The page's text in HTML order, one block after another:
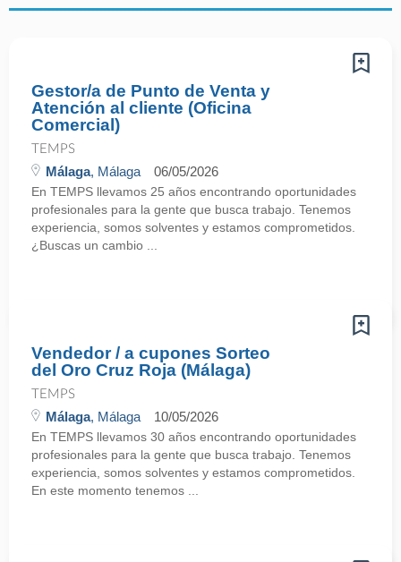
Gestor/a de Punto de Venta y
Atención al cliente (Oficina
Comercial)
TEMPS
Málaga, Málaga 06/05/2026
En TEMPS llevamos 25 años encontrando oportunidades
profesionales para la gente que busca trabajo. Tenemos
experiencia, somos solventes y estamos comprometidos.
¿Buscas un cambio ...
Vendedor / a cupones Sorteo
del Oro Cruz Roja (Málaga)
TEMPS
Málaga, Málaga 10/05/2026
En TEMPS llevamos 30 años encontrando oportunidades
profesionales para la gente que busca trabajo. Tenemos
experiencia, somos solventes y estamos comprometidos.
En este momento tenemos ...